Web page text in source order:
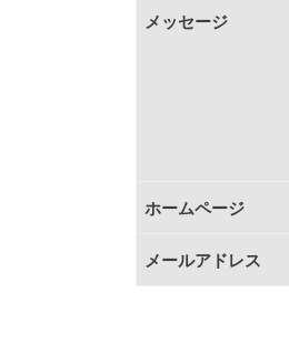
メッセージ
ホームページ
メールアドレス